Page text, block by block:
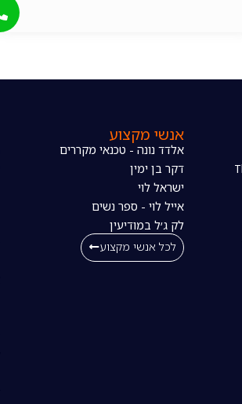
אנשי מקצוע
אלדד נונה - טכנאי מקררים
דקר בן ימין
ישראל לוי
אייל לוי - ספר נשים
לק ג׳ל במודיעין
לכל אנשי מקצוע